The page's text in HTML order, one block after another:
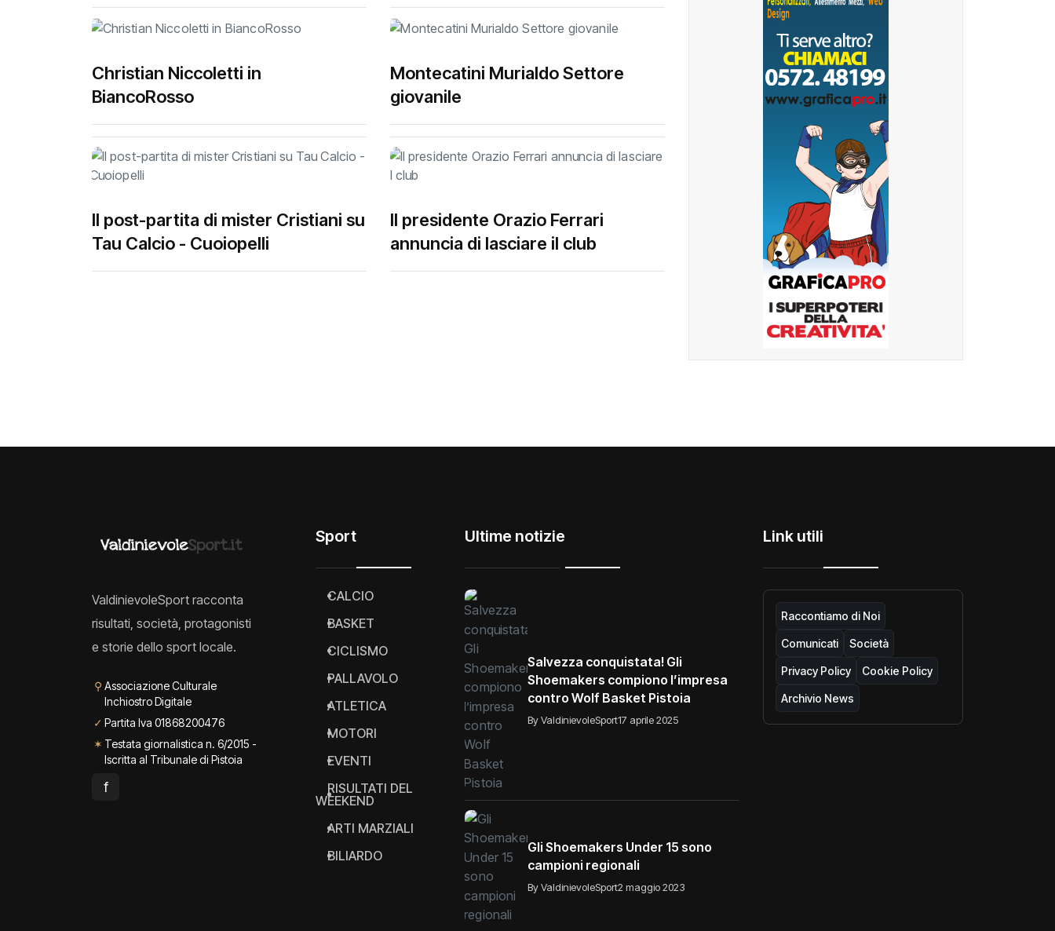
Christian Niccoletti in
BiancoRosso
Montecatini Murialdo Settore
giovanile
Il post-partita di mister Cristiani su
Tau Calcio - Cuoiopelli
Il presidente Orazio Ferrari
annuncia di lasciare il club
ValdinievoleSport racconta
risultati, società, protagonisti
e storie dello sport locale.
⚲ Associazione Culturale
Inchiostro Digitale
✓ Partita Iva 01868200476
✶ Testata giornalistica n. 6/2015 -
Iscritta al Tribunale di Pistoia
f
Sport
CALCIO
BASKET
CICLISMO
PALLAVOLO
ATLETICA
MOTORI
EVENTI
RISULTATI DEL
WEEKEND
ARTI MARZIALI
BILIARDO
Ultime notizie
Salvezza conquistata! Gli
Shoemakers compiono l’impresa
contro Wolf Basket Pistoia
By ValdinievoleSport17 aprile 2025
Gli Shoemakers Under 15 sono
campioni regionali
By ValdinievoleSport2 maggio 2023
Link utili
Raccontiamo di Noi
Comunicati Società
Privacy Policy Cookie Policy
Archivio News